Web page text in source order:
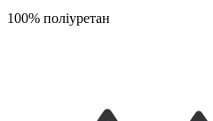
100% поліуретан